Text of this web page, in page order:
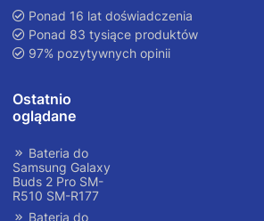
Ponad 16 lat doświadczenia
Ponad 83 tysiące produktów
97% pozytywnych opinii
Ostatnio
oglądane
Bateria do
Samsung Galaxy
Buds 2 Pro SM-
R510 SM-R177
Bateria do